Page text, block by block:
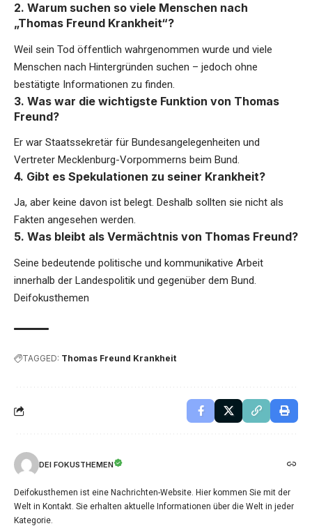
2. Warum suchen so viele Menschen nach
„Thomas Freund Krankheit“?
Weil sein Tod öffentlich wahrgenommen wurde und viele
Menschen nach Hintergründen suchen – jedoch ohne
bestätigte Informationen zu finden.
3. Was war die wichtigste Funktion von Thomas
Freund?
Er war Staatssekretär für Bundesangelegenheiten und
Vertreter Mecklenburg-Vorpommerns beim Bund.
4. Gibt es Spekulationen zu seiner Krankheit?
Ja, aber keine davon ist belegt. Deshalb sollten sie nicht als
Fakten angesehen werden.
5. Was bleibt als Vermächtnis von Thomas Freund?
Seine bedeutende politische und kommunikative Arbeit
innerhalb der Landespolitik und gegenüber dem Bund.
Deifokusthemen
TAGGED: Thomas Freund Krankheit
DEI FOKUSTHEMEN
Deifokusthemen ist eine Nachrichten-Website. Hier kommen Sie mit der
Welt in Kontakt. Sie erhalten aktuelle Informationen über die Welt in jeder
Kategorie.